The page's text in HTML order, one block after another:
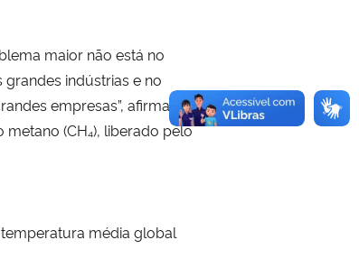
maior não está no
indústrias e no
empresas”, afirma a
(CH₄), liberado pelo
média global